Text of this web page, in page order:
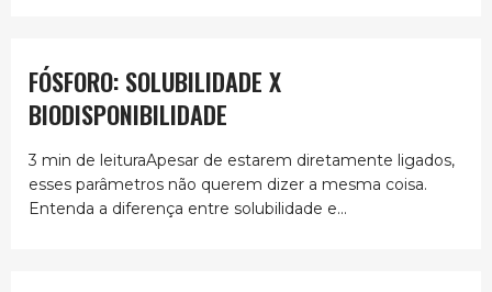
FÓSFORO: SOLUBILIDADE X
BIODISPONIBILIDADE
3 min de leituraApesar de estarem diretamente ligados,
esses parâmetros não querem dizer a mesma coisa.
Entenda a diferença entre solubilidade e...